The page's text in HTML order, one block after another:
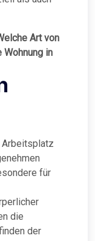
Art von
in
Arbeitsplatz
für
die
der